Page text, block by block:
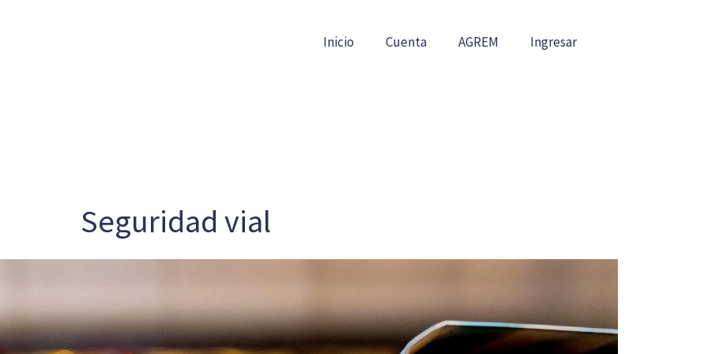
Inicio Cuenta AGREM Ingresar
Seguridad vial